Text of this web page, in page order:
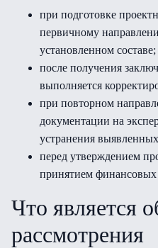
при подготовке
первичному
установленном составе;
после получения
выполняется
при повторном
документации на
устранения
перед утверждением
принятием финансовых
Что является
рассмотрения